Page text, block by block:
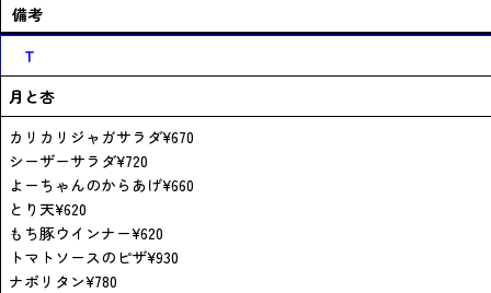
備考
T
月と杏
カリカリジャガサラダ¥670
シーザーサラダ¥720
よーちゃんのからあげ¥660
とり天¥620
もち豚ウインナー¥620
トマトソースのピザ¥930
ナポリタン¥780